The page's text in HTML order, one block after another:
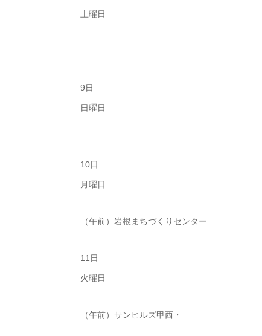
土曜日
9日
日曜日
10日
月曜日
（午前）岩根まちづくりセンター
11日
火曜日
（午前）サンヒルズ甲西・